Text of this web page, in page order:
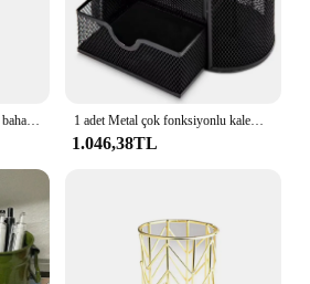
1 adet Metal çok fonksiyonlu kalemlik ofis malzemeleri yaratıcı serin el sanatları masaüstü Hollow saklama kutusu
1.046,38TL